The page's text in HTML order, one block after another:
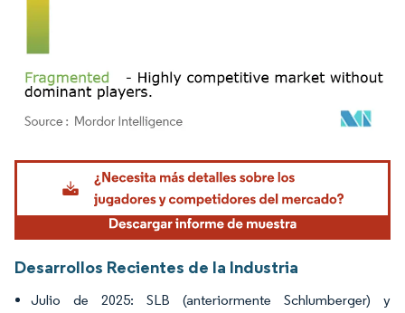
Imagen © Mordor Intelligence. El uso requiere atribución según CC BY 4.0.
Desarrollos Recientes de la Industria
Julio de 2025: SLB (anteriormente Schlumberger) y